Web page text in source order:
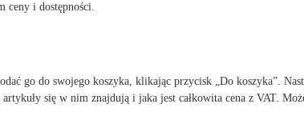
ceny i dostępności.
go do swojego koszyka, klikając przycisk „Do koszyka”.
się w nim znajdują i jaka jest całkowita cena z VAT.